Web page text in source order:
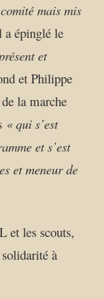
mais mis
a épinglé le
et
et Philippe
la marche
« qui s’est
et s’est
et meneur de
et les scouts,
à